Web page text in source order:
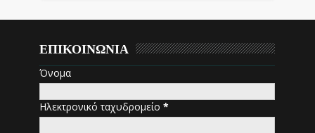
ΕΠΙΚΟΙΝΩΝΙΑ
Όνομα
Ηλεκτρονικό ταχυδρομείο*